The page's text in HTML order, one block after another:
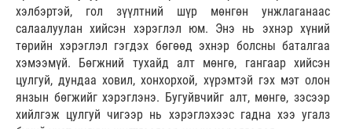
хэлбэртэй, гол зүүлтний шүр мөнгөн унжлаганаас
салаалуулан хийсэн хэрэглэл юм. Энэ нь эхнэр хүний
төрийн хэрэглэл гэгдэх бөгөөд эхнэр болсны баталгаа
хэмээмүй. Бөгжний тухайд алт мөнгө, гангаар хийсэн
цулгуй, дундаа ховил, хонхорхой, хүрэмтэй гэх мэт олон
янзын бөгжийг хэрэглэнэ. Бугуйвчийг алт, мөнгө, зэсээр
хийлгэж цулгуй чигээр нь хэрэглэхээс гадна хээ угалз